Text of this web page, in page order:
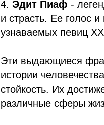
4. Эдит Пиаф -
и страсть. Ее голос
узнаваемых певиц
Эти выдающиеся
истории
стойкость. Их
различные сферы